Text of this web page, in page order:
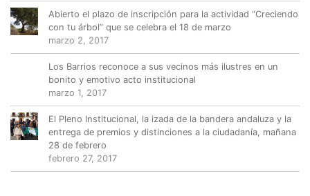
Abierto el plazo de inscripción para la actividad “Creciendo
con tu árbol” que se celebra el 18 de marzo
marzo 2, 2017
Los Barrios reconoce a sus vecinos más ilustres en un
bonito y emotivo acto institucional
marzo 1, 2017
El Pleno Institucional, la izada de la bandera andaluza y la
entrega de premios y distinciones a la ciudadanía, mañana
28 de febrero
febrero 27, 2017